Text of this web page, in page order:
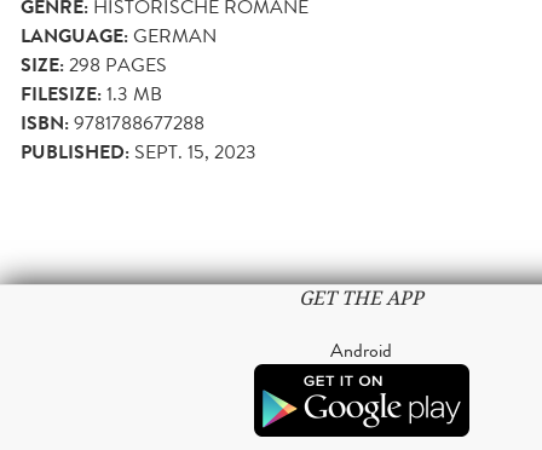
GENRE: HISTORISCHE ROMANE
LANGUAGE:GERMAN
SIZE:298 PAGES
FILESIZE:1.3 MB
ISBN:9781788677288
PUBLISHED: SEPT. 15, 2023
GET THE APP
Android